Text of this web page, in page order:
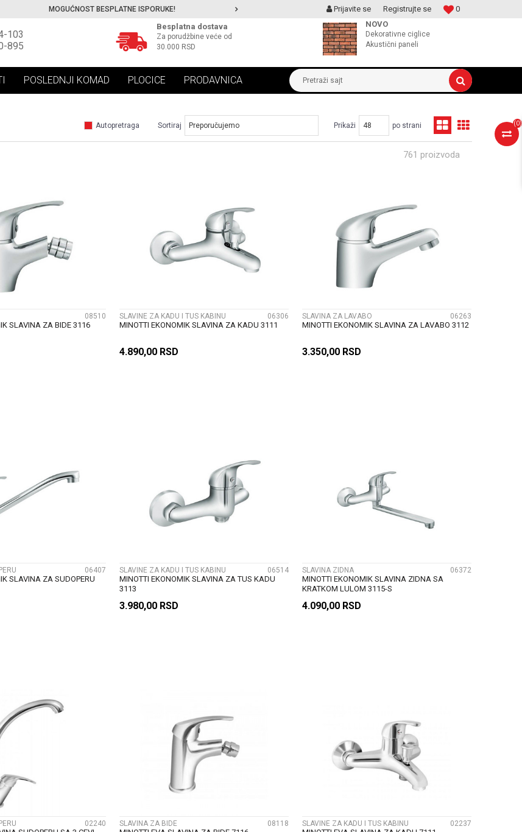
MOGUĆNOST BESPLATNE ISPORUKE! MOGUCNOST MONTAŽE PROIZVODA 0
Prijavite se
Registrujte se
103
895
Besplatna dostava
Za porudžbine veće od
30.000 RSD
NOVO
Dekorativne ciglice
Akustični paneli
POSLEDNJI KOMAD PLOCICE PRODAVNICA Pretraži sajt
(0)
Autopretraga Sortiraj Prikaži po strani
761 proizvoda
UPOREDI
08510
SLAVINA ZA BIDE 3116
UPOREDI
SLAVINE ZA KADU I TUS KABINU 06306
MINOTTI EKONOMIK SLAVINA ZA KADU 3111
4.890,00 RSD
UPOREDI
SLAVINA ZA LAVABO 06263
MINOTTI EKONOMIK SLAVINA ZA LAVABO 3112
3.350,00 RSD
UPOREDI
06407
SLAVINA ZA SUDOPERU
UPOREDI
SLAVINE ZA KADU I TUS KABINU 06514
MINOTTI EKONOMIK SLAVINA ZA TUS KADU
3113
3.980,00 RSD
UPOREDI
SLAVINA ZIDNA 06372
MINOTTI EKONOMIK SLAVINA ZIDNA SA
KRATKOM LULOM 3115-S
4.090,00 RSD
02240
UPOREDI
SLAVINA ZA BIDE 08118
UPOREDI
SLAVINE ZA KADU I TUS KABINU 02237